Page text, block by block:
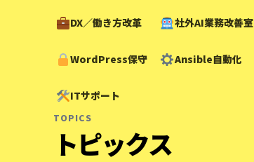
DX／働き方改革 社外AI業務改善室
WordPress保守 Ansible自動化
ITサポート
TOPICS
トピックス